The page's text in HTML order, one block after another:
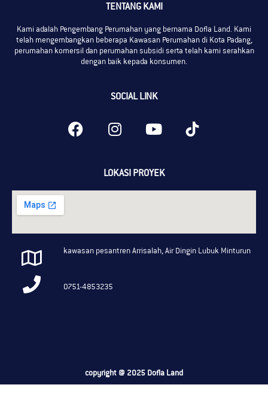
TENTANG KAMI
Kami adalah Pengembang Perumahan yang bernama Dofla Land. Kami
telah mengembangkan beberapa Kawasan Perumahan di Kota Padang,
perumahan komersil dan perumahan subsidi serta telah kami serahkan
dengan baik kepada konsumen.
SOCIAL LINK
LOKASI PROYEK
kawasan pesantren Arrisalah, Air Dingin Lubuk Minturun
0751-4853235
copyright @ 2025 Dofla Land